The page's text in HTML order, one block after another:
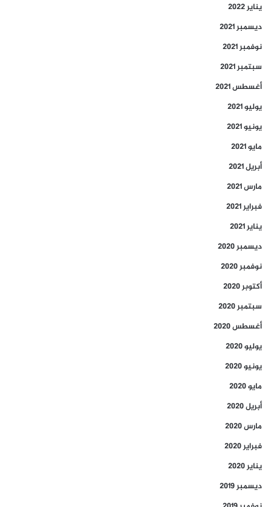
يناير 2022
ديسمبر 2021
نوفمبر 2021
سبتمبر 2021
أغسطس 2021
يوليو 2021
يونيو 2021
مايو 2021
أبريل 2021
مارس 2021
فبراير 2021
يناير 2021
ديسمبر 2020
نوفمبر 2020
أكتوبر 2020
سبتمبر 2020
أغسطس 2020
يوليو 2020
يونيو 2020
مايو 2020
أبريل 2020
مارس 2020
فبراير 2020
يناير 2020
ديسمبر 2019